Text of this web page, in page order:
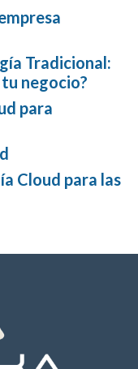
Tradicional:
negocio?
para
Cloud para las